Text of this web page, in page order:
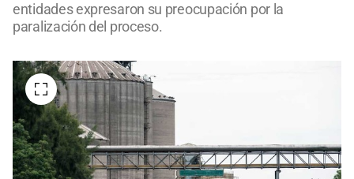
entidades expresaron su preocupación por la
paralización del proceso.